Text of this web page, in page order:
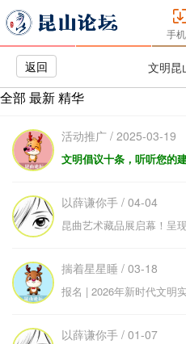
手
返回 文明昆
全部 最新精华
活动推广 / 2025-03-19
文明倡议十条，听听您的
以薛谦你手 / 04-04
昆曲艺术藏品展启幕！呈
揣着星星睡 / 03-18
报名 | 2026年新时代文明
以薛谦你手 / 01-07